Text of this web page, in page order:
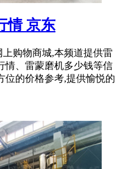
情 京东
购物商城,本频道提供雷
情、雷蒙磨机多少钱等信
位的价格参考,提供愉悦的